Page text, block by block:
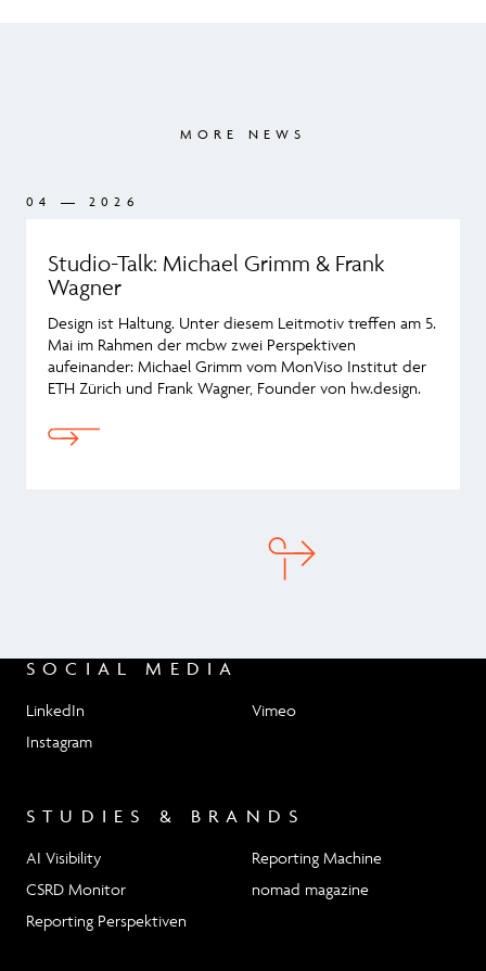
MORE NEWS
04 — 2026
Studio-Talk: Michael Grimm & Frank
Wagner
Design ist Haltung. Unter diesem Leitmotiv treffen am 5.
Mai im Rahmen der mcbw zwei Perspektiven
aufeinander: Michael Grimm vom MonViso Institut der
ETH Zürich und Frank Wagner, Founder von hw.design.
SOCIAL MEDIA
LinkedIn
Instagram
Vimeo
STUDIES & BRANDS
AI Visibility
CSRD Monitor
Reporting Perspektiven
Reporting Machine
nomad magazine